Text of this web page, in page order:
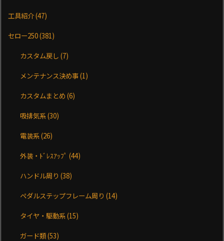
工具紹介(47)
セロー250(381)
カスタム戻し(7)
メンテナンス決め事(1)
カスタムまとめ(6)
吸排気系(30)
電装系(26)
外装・ﾄﾞﾚｽｱｯﾌﾟ(44)
ハンドル周り(38)
ペダルステップフレーム周り(14)
タイヤ・駆動系(15)
ガード類(53)